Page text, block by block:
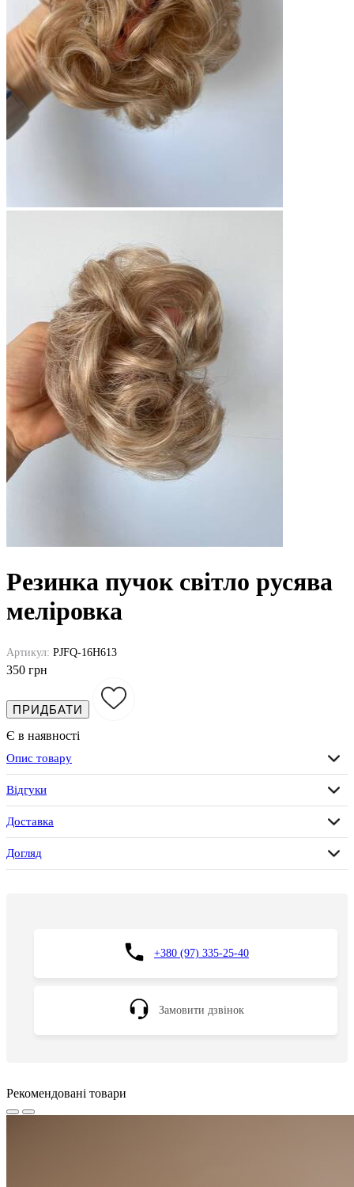
Резинка пучок світло русява
меліровка
Артикул: PJFQ-16H613
350 грн
ПРИДБАТИ
Є в наявності
Опис товару
Відгуки
Доставка
Догляд
+380 (97) 335-25-40
Замовити дзвінок
Рекомендовані товари